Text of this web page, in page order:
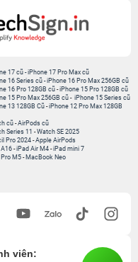
17 cũ-iPhone 17 Pro Max cũ
16 Series cũ - iPhone 16 Pro Max 256GB cũ
16 Pro 128GB cũ-iPhone 15 Pro 128GB cũ
15 Pro Max 256GB cũ - iPhone 15 Series cũ
13 128GB Cũ -iPhone 12 Pro Max 128GB
cũ -AirPods cũ
Series 11 -Watch SE 2025
Pro 2024-Apple AirPods
-iPad Air M4 -iPad mini 7
M5 - MacBook Neo
viên: